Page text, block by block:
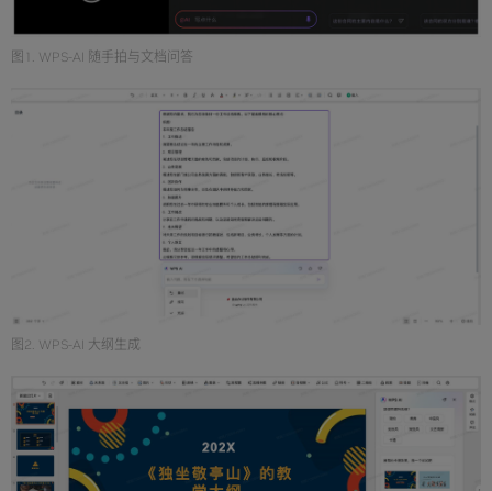
图1. WPS-AI 随手拍与文档问答
图2. WPS-AI 大纲生成